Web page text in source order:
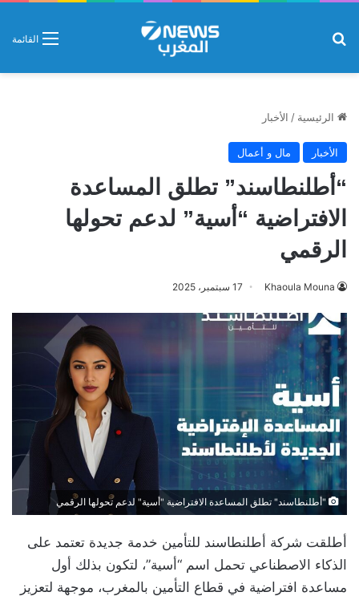
القائمة
الرئيسية / الأخبار
الأخبار مال و أعمال
“أطلنطاسند” تطلق المساعدة
الافتراضية “أسية” لدعم تحولها
الرقمي
Khaoula Mouna 17 سبتمبر، 2025
"أطلنطاسند" تطلق المساعدة الافتراضية "أسية" لدعم تحولها الرقمي
أطلقت شركة أطلنطاسند للتأمين خدمة جديدة تعتمد على
الذكاء الاصطناعي تحمل اسم “أسية”، لتكون بذلك أول
مساعدة افتراضية في قطاع التأمين بالمغرب، موجهة لتعزيز